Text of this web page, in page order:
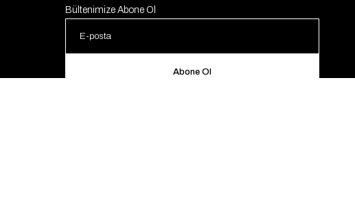
Bültenimize Abone Ol
Abone Ol